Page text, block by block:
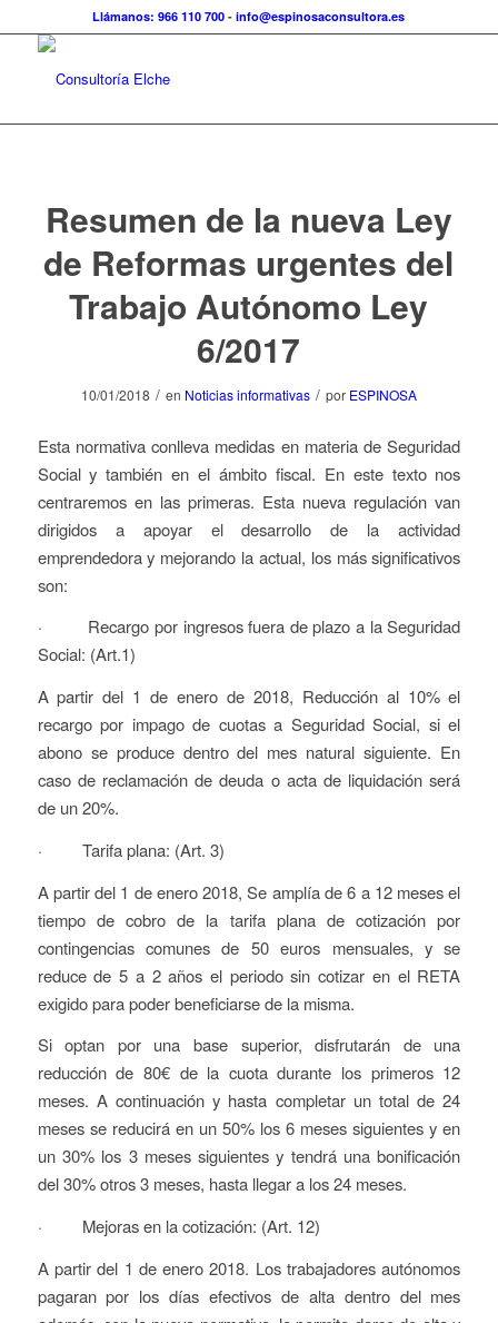
Llámanos: 966 110 700 -info@espinosaconsultora.es
Resumen de la nueva Ley
de Reformas urgentes del
Trabajo Autónomo Ley
6/2017
10/01/2018 / en Noticias informativas / por ESPINOSA
Esta normativa conlleva medidas en materia de Seguridad
Social y también en el ámbito fiscal. En este texto nos
centraremos en las primeras. Esta nueva regulación van
dirigidos a apoyar el desarrollo de la actividad
emprendedora y mejorando la actual, los más significativos
son:
· Recargo por ingresos fuera de plazo a la Seguridad
Social: (Art.1)
A partir del 1 de enero de 2018, Reducción al 10% el
recargo por impago de cuotas a Seguridad Social, si el
abono se produce dentro del mes natural siguiente. En
caso de reclamación de deuda o acta de liquidación será
de un 20%.
· Tarifa plana: (Art. 3)
A partir del 1 de enero 2018, Se amplía de 6 a 12 meses el
tiempo de cobro de la tarifa plana de cotización por
contingencias comunes de 50 euros mensuales, y se
reduce de 5 a 2 años el periodo sin cotizar en el RETA
exigido para poder beneficiarse de la misma.
Si optan por una base superior, disfrutarán de una
reducción de 80€ de la cuota durante los primeros 12
meses. A continuación y hasta completar un total de 24
meses se reducirá en un 50% los 6 meses siguientes y en
un 30% los 3 meses siguientes y tendrá una bonificación
del 30% otros 3 meses, hasta llegar a los 24 meses.
· Mejoras en la cotización: (Art. 12)
A partir del 1 de enero 2018. Los trabajadores autónomos
pagaran por los días efectivos de alta dentro del mes